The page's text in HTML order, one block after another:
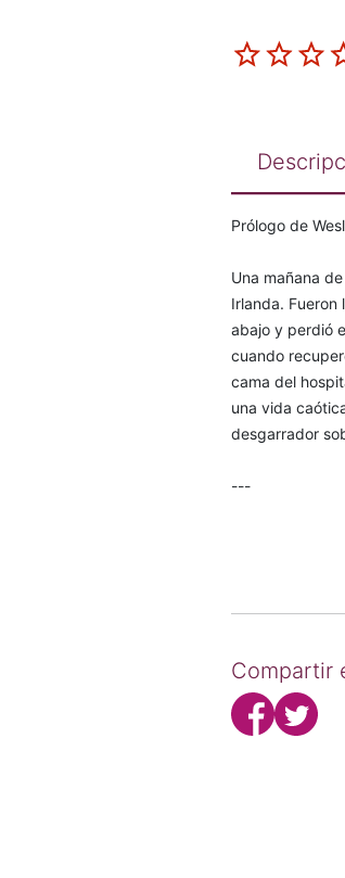
Prólogo de
Una mañana
Irlanda.
abajo y perdió
cuando
cama del
una vida
desgarrador
---
Compartir